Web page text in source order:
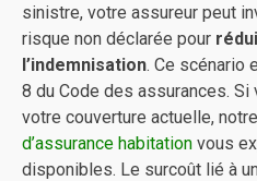
sinistre, votre assureur peut
risque non déclarée pour
l’indemnisation. Ce scénario
8 du Code des assurances.
votre couverture actuelle,
d’assurance habitation vous
disponibles. Le surcoût lié à